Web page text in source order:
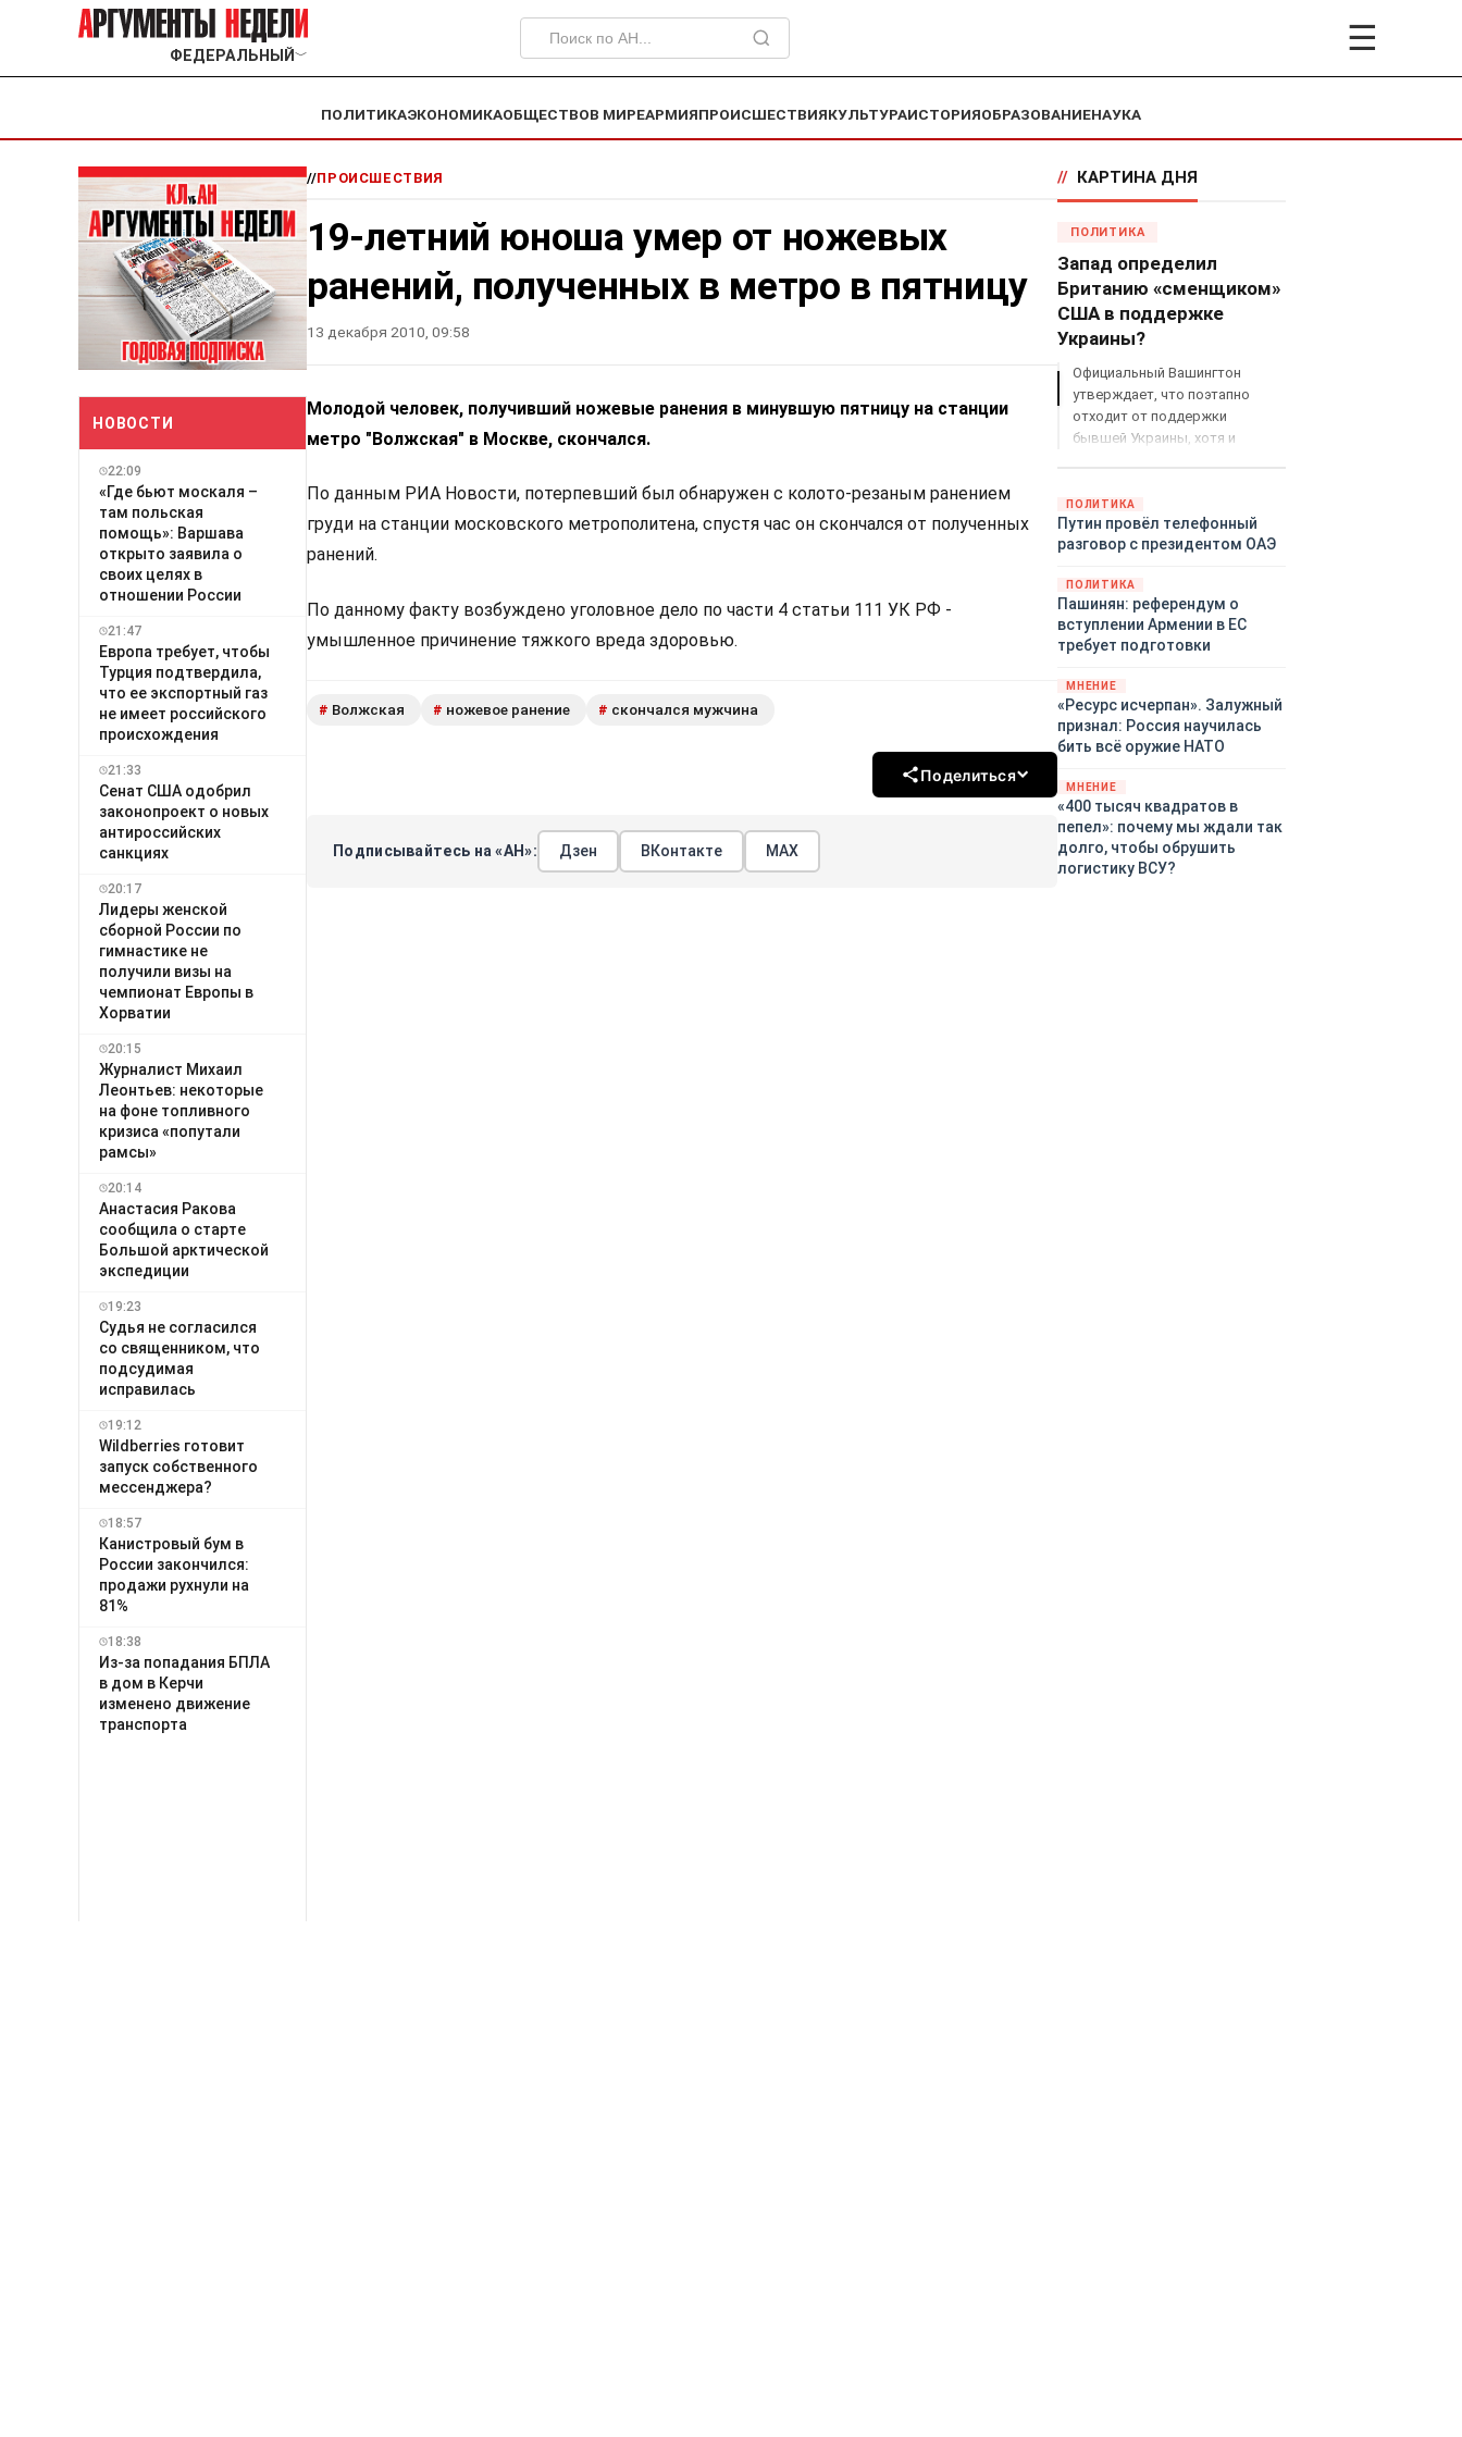
ФЕДЕРАЛЬНЫЙ ﹀ ☰
ПОЛИТИКАЭКОНОМИКАОБЩЕСТВОВ МИРЕАРМИЯПРОИСШЕСТВИЯКУЛЬТУРАИСТОРИЯОБРАЗОВАНИЕНАУКА
НОВОСТИ
22:09
«Где бьют москаля –
там польская
помощь»: Варшава
открыто заявила о
своих целях в
отношении России
21:47
Европа требует, чтобы
Турция подтвердила,
что ее экспортный газ
не имеет российского
происхождения
21:33
Сенат США одобрил
законопроект о новых
антироссийских
санкциях
20:17
Лидеры женской
сборной России по
гимнастике не
получили визы на
чемпионат Европы в
Хорватии
20:15
Журналист Михаил
Леонтьев: некоторые
на фоне топливного
кризиса «попутали
рамсы»
20:14
Анастасия Ракова
сообщила о старте
Большой арктической
экспедиции
19:23
Судья не согласился
со священником, что
подсудимая
исправилась
19:12
Wildberries готовит
запуск собственного
мессенджера?
18:57
Канистровый бум в
России закончился:
продажи рухнули на
81%
18:38
Из-за попадания БПЛА
в дом в Керчи
изменено движение
транспорта
//ПРОИСШЕСТВИЯ
19-летний юноша умер от ножевых
ранений, полученных в метро в пятницу
13 декабря 2010, 09:58
Молодой человек, получивший ножевые ранения в минувшую пятницу на станции
метро "Волжская" в Москве, скончался.
По данным РИА Новости, потерпевший был обнаружен с колото-резаным ранением
груди на станции московского метрополитена, спустя час он скончался от полученных
ранений.
По данному факту возбуждено уголовное дело по части 4 статьи 111 УК РФ -
умышленное причинение тяжкого вреда здоровью.
# Волжская # ножевое ранение # скончался мужчина
Поделиться
Подписывайтесь на «АН»: Дзен ВКонтакте МАХ
// КАРТИНА ДНЯ
ПОЛИТИКА
Запад определил
Британию «сменщиком»
США в поддержке
Украины?
Официальный Вашингтон
утверждает, что поэтапно
отходит от поддержки
бывшей Украины, хотя и
закупленное ранее оружие.
Также американская
администрация скидывает на
киевского режима оружием,
которое стремится продавать
всем новым снабженцам.
Однако часто возникают
предположения о возможном
«сменщике» американцев на
этом позорном посту.
Рассмотрим, кто же рвётся на
ПОЛИТИКА
Путин провёл телефонный
разговор с президентом ОАЭ
ПОЛИТИКА
Пашинян: референдум о
вступлении Армении в ЕС
требует подготовки
МНЕНИЕ
«Ресурс исчерпан». Залужный
признал: Россия научилась
бить всё оружие НАТО
МНЕНИЕ
«400 тысяч квадратов в
пепел»: почему мы ждали так
долго, чтобы обрушить
логистику ВСУ?